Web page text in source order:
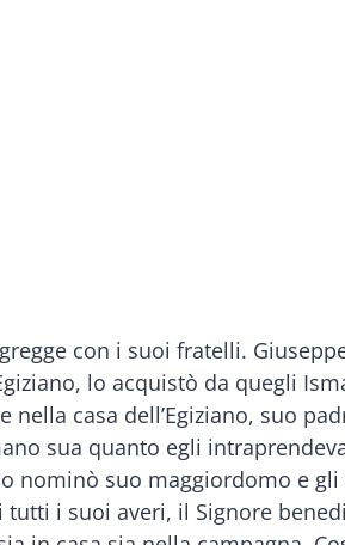
con i suoi fratelli.
lo acquistò da quegli
casa dell’Egiziano, suo
sua quanto egli
nominò suo maggiordomo e
i suoi averi, il Signore